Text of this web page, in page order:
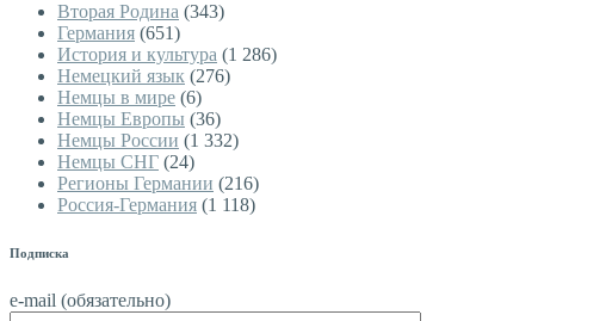
Вторая Родина (343)
Германия (651)
История и культура (1 286)
Немецкий язык (276)
Немцы в мире (6)
Немцы Европы (36)
Немцы России (1 332)
Немцы СНГ (24)
Регионы Германии (216)
Россия-Германия (1 118)
Подписка
e-mail (обязательно)